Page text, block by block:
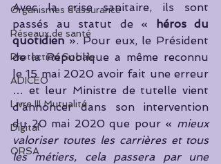
Organismes d'assurance
Réseaux de santé
Protection Sociale
ADICEO
Livre III Mutualité
Digital
ORSA
Avec la crise sanitaire, ils sont
passés au statut de «
héros du
quotidien ». Pour eux, le Président
de la République a même reconnu
le 15 mai 2020 avoir fait une erreur
… et leur Ministre de tutelle vient
d’annoncer dans son intervention
du 20 mai 2020 que pour « mieux
valoriser toutes les carrières et tous
les métiers, cela passera par une